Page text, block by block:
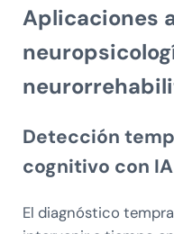
Aplicaciones
Detección
cognitivo con IA
El diagnóstico